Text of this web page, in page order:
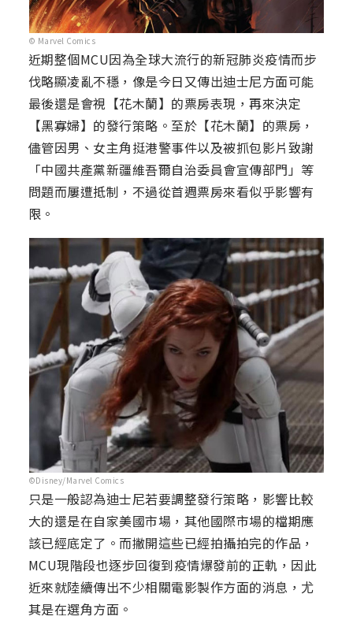
© Marvel Comics
近期整個MCU因為全球大流行的新冠肺炎疫情而步
伐略顯凌亂不穩，像是今日又傳出迪士尼方面可能
最後還是會視【花木蘭】的票房表現，再來決定
【黑寡婦】的發行策略。至於【花木蘭】的票房，
儘管因男、女主角挺港警事件以及被抓包影片致謝
「中國共產黨新疆維吾爾自治委員會宣傳部門」等
問題而屢遭抵制，不過從首週票房來看似乎影響有
限。
©Disney/Marvel Comics
只是一般認為迪士尼若要調整發行策略，影響比較
大的還是在自家美國市場，其他國際市場的檔期應
該已經底定了。而撇開這些已經拍攝拍完的作品，
MCU現階段也逐步回復到疫情爆發前的正軌，因此
近來就陸續傳出不少相關電影製作方面的消息，尤
其是在選角方面。